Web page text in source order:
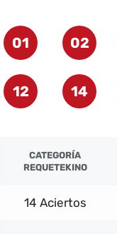
01 02
12 14
CATEGORÍA
REQUETEKINO
14 Aciertos